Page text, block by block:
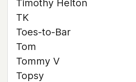
Timothy Helton
TK
Toes-to-Bar
Tom
Tommy V
Topsy